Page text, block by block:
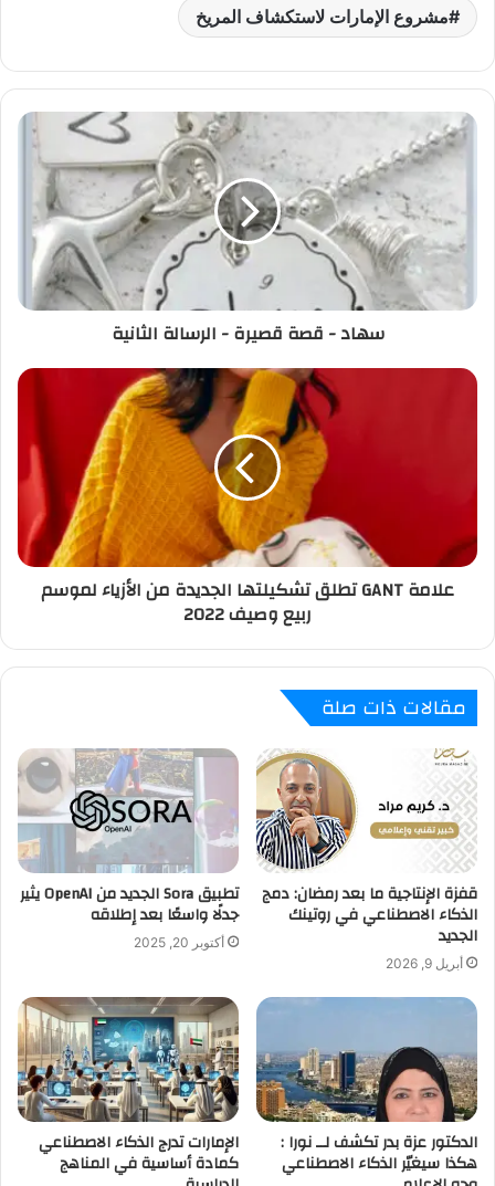
مشروع الإمارات لاستكشاف المريخ
سهاد - قصة قصيرة - الرسالة الثانية
علامة GANT تطلق تشكيلتها الجديدة من الأزياء لموسم
ربيع وصيف 2022
مقالات ذات صلة
قفزة الإنتاجية ما بعد رمضان: دمج
الذكاء الاصطناعي في روتينك
الجديد
أبريل 9, 2026
تطبيق Sora الجديد من OpenAI يثير
جدلًا واسعًا بعد إطلاقه
أكتوبر 20, 2025
الدكتور عزة بدر تكشف لــ نورا :
هكذا سيغيّر الذكاء الاصطناعي
الإمارات تدرج الذكاء الاصطناعي
كمادة أساسية في المناهج